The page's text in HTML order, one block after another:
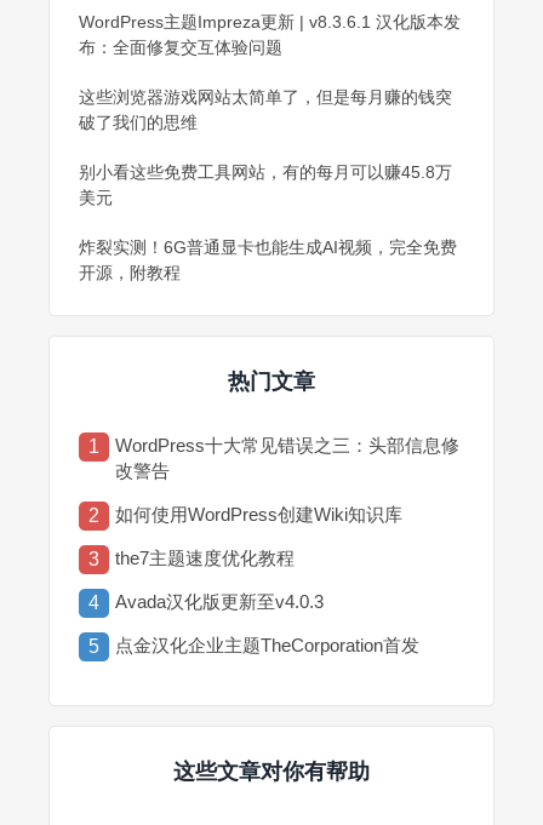
WordPress主题Impreza更新 | v8.3.6.1 汉化版本发
布：全面修复交互体验问题
这些浏览器游戏网站太简单了，但是每月赚的钱突
破了我们的思维
别小看这些免费工具网站，有的每月可以赚45.8万
美元
炸裂实测！6G普通显卡也能生成AI视频，完全免费
开源，附教程
热门文章
1
WordPress十大常见错误之三：头部信息修
改警告
2 如何使用WordPress创建Wiki知识库
3 the7主题速度优化教程
4 Avada汉化版更新至v4.0.3
5 点金汉化企业主题TheCorporation首发
这些文章对你有帮助